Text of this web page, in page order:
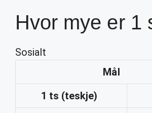
Hvor mye er 1
Sosialt
Mål
1 ts (teskje)